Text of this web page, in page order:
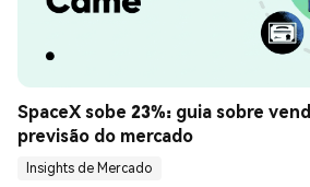
SpaceX sobe 23%: guia sobre
previsão do mercado
Insights de Mercado